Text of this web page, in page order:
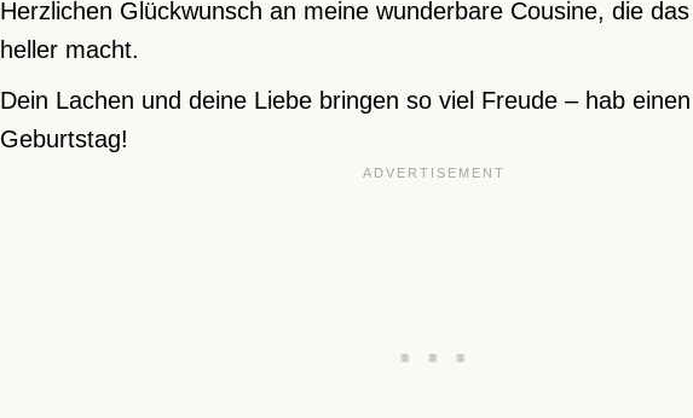
Herzlichen Glückwunsch an meine wunderbare Cousine, die
heller macht.
Dein Lachen und deine Liebe bringen so viel Freude – hab
Geburtstag!